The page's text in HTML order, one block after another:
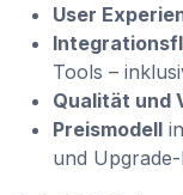
User
Tools –
Qualität und
Preismodell
und